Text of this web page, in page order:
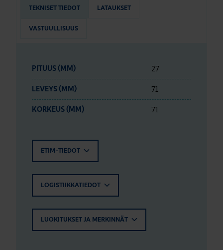
TEKNISET TIEDOT LATAUKSET
VASTUULLISUUS
PITUUS (MM) 27
LEVEYS (MM) 71
KORKEUS (MM) 71
ETIM-TIEDOT
LOGISTIIKKATIEDOT
LUOKITUKSET JA MERKINNÄT